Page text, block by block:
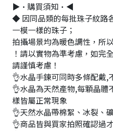
▶•購買須知•◀
◆ 因同品類的每批珠子紋路
一模一樣的珠子；
拍攝場景均為暖色調性，所
！請以實物為準考慮，如完
請謹慎考慮！
👌水晶手鍊可同時多條配戴,
👌水晶為天然產物,每顆晶
樣皆屬正常現象
👌天然水晶帶棉絮、冰裂、
👌商品皆與買家拍照確認過